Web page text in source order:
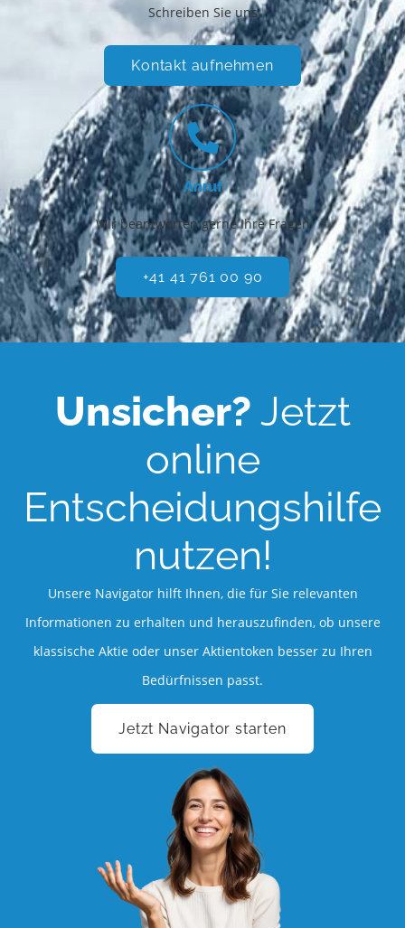
Schreiben Sie uns
Kontakt aufnehmen
Anruf
Wir beantworten gerne Ihre Fragen
+41 41 761 00 90
Unsicher? Jetzt
online
Entscheidungshilfe
nutzen!
Unsere Navigator hilft Ihnen, die für Sie relevanten
Informationen zu erhalten und herauszufinden, ob unsere
klassische Aktie oder unser Aktientoken besser zu Ihren
Bedürfnissen passt.
Jetzt Navigator starten